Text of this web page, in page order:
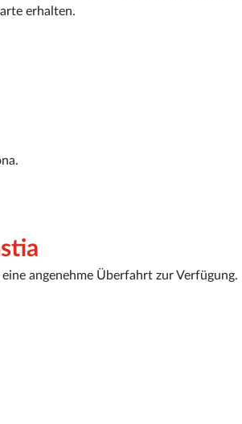
erhalten.
angenehme Überfahrt zur Verfügung.